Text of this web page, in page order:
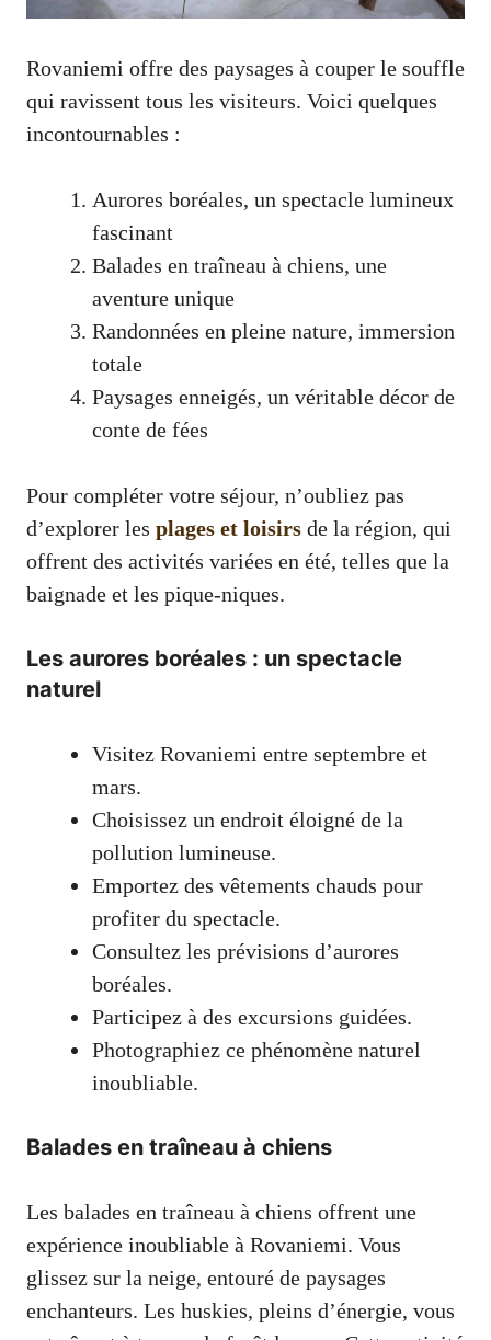
Rovaniemi offre des paysages à couper le souffle
qui ravissent tous les visiteurs. Voici quelques
incontournables :
Aurores boréales, un spectacle lumineux
fascinant
Balades en traîneau à chiens, une
aventure unique
Randonnées en pleine nature, immersion
totale
Paysages enneigés, un véritable décor de
conte de fées
Pour compléter votre séjour, n’oubliez pas
d’explorer les plages et loisirs de la région, qui
offrent des activités variées en été, telles que la
baignade et les pique-niques.
Les aurores boréales : un spectacle
naturel
Visitez Rovaniemi entre septembre et
mars.
Choisissez un endroit éloigné de la
pollution lumineuse.
Emportez des vêtements chauds pour
profiter du spectacle.
Consultez les prévisions d’aurores
boréales.
Participez à des excursions guidées.
Photographiez ce phénomène naturel
inoubliable.
Balades en traîneau à chiens
Les balades en traîneau à chiens offrent une
expérience inoubliable à Rovaniemi. Vous
glissez sur la neige, entouré de paysages
enchanteurs. Les huskies, pleins d’énergie, vous